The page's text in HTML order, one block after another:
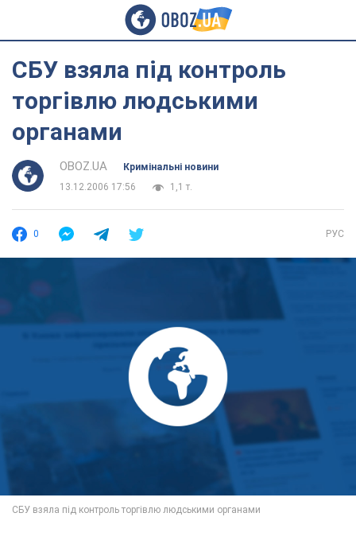
СБУ взяла під контроль
торгівлю людськими
органами
OBOZ.UA
Кримінальні новини
13.12.2006 17:56
1,1 т.
0 РУС